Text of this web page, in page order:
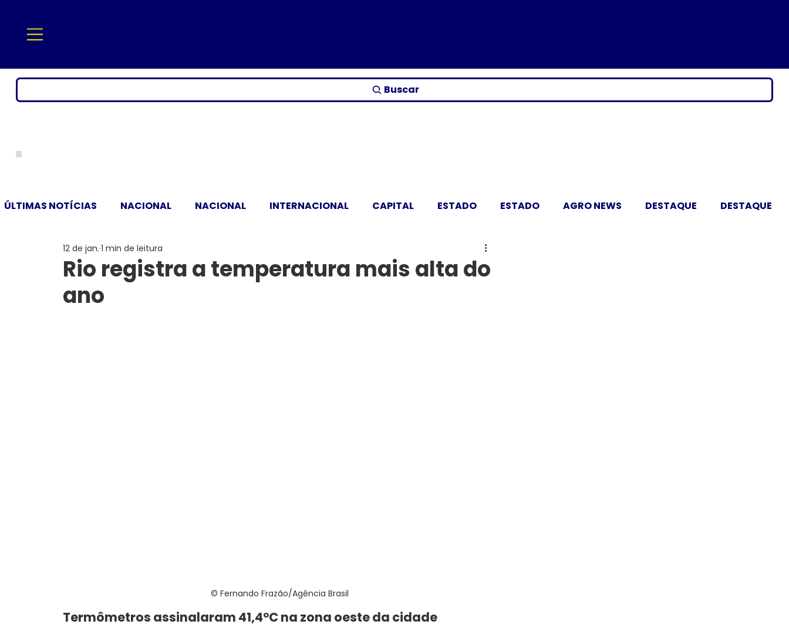
Buscar
ÚLTIMAS NOTÍCIAS NACIONAL NACIONAL INTERNACIONAL CAPITAL ESTADO ESTADO AGRO NEWS DESTAQUE DESTAQUE
Rio registra a temperatura mais alta do
ano
12 de jan. 1 min de leitura
© Fernando Frazão/Agência Brasil
Termômetros assinalaram 41,4ºC na zona oeste da cidade